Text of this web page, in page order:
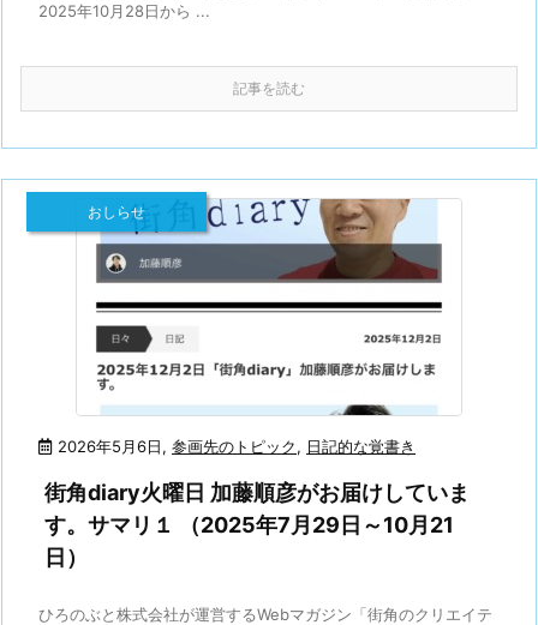
2025年10月28日から ...
記事を読む
2026年5月6日
おしらせ
, 参画先のトピック, 日記的な覚書き
街角diary火曜日 加藤順彦がお届けしていま
す。サマリ１ （2025年7月29日～10月21
日）
ひろのぶと株式会社が運営するWebマガジン「街角のクリエイテ